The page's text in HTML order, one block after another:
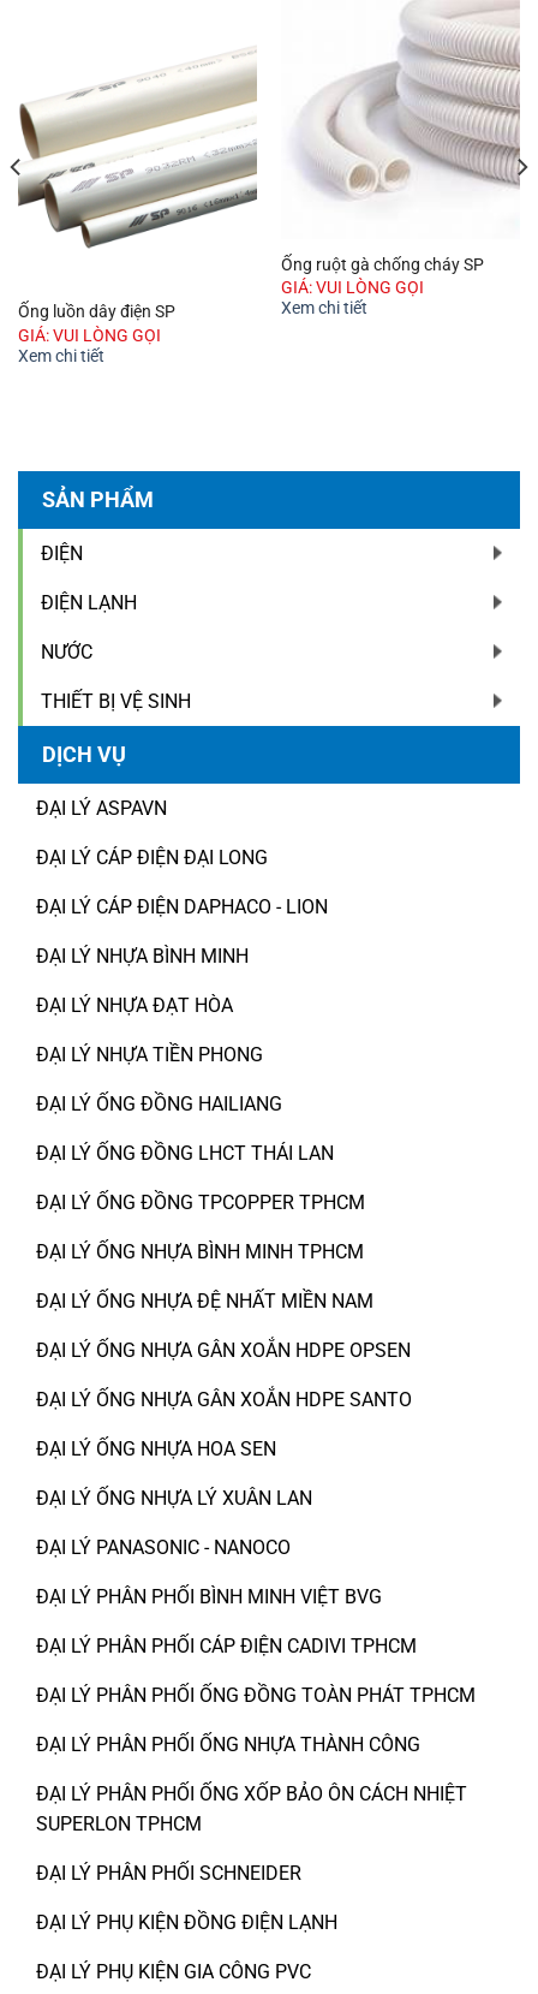
SẢN PHẨM
ĐIỆN
ĐIỆN LẠNH
NƯỚC
THIẾT BỊ VỆ SINH
DỊCH VỤ
ĐẠI LÝ ASPAVN
ĐẠI LÝ CÁP ĐIỆN ĐẠI LONG
ĐẠI LÝ CÁP ĐIỆN DAPHACO - LION
ĐẠI LÝ NHỰA BÌNH MINH
ĐẠI LÝ NHỰA ĐẠT HÒA
ĐẠI LÝ NHỰA TIỀN PHONG
ĐẠI LÝ ỐNG ĐỒNG HAILIANG
ĐẠI LÝ ỐNG ĐỒNG LHCT THÁI LAN
ĐẠI LÝ ỐNG ĐỒNG TPCOPPER TPHCM
ĐẠI LÝ ỐNG NHỰA BÌNH MINH TPHCM
ĐẠI LÝ ỐNG NHỰA ĐỆ NHẤT MIỀN NAM
ĐẠI LÝ ỐNG NHỰA GÂN XOẮN HDPE OPSEN
ĐẠI LÝ ỐNG NHỰA GÂN XOẮN HDPE SANTO
ĐẠI LÝ ỐNG NHỰA HOA SEN
ĐẠI LÝ ỐNG NHỰA LÝ XUÂN LAN
ĐẠI LÝ PANASONIC - NANOCO
ĐẠI LÝ PHÂN PHỐI BÌNH MINH VIỆT BVG
ĐẠI LÝ PHÂN PHỐI CÁP ĐIỆN CADIVI TPHCM
ĐẠI LÝ PHÂN PHỐI ỐNG ĐỒNG TOÀN PHÁT TPHCM
ĐẠI LÝ PHÂN PHỐI ỐNG NHỰA THÀNH CÔNG
ĐẠI LÝ PHÂN PHỐI ỐNG XỐP BẢO ÔN CÁCH NHIỆT
SUPERLON TPHCM
ĐẠI LÝ PHÂN PHỐI SCHNEIDER
ĐẠI LÝ PHỤ KIỆN ĐỒNG ĐIỆN LẠNH
ĐẠI LÝ PHỤ KIỆN GIA CÔNG PVC
Ống luồn dây điện SP
GIÁ: VUI LÒNG GỌI
Xem chi tiết
Ống ruột gà chống cháy SP
GIÁ: VUI LÒNG GỌI
Xem chi tiết